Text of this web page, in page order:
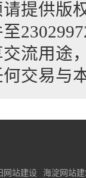
提供版
流用途
交易与
网站建设
海淀网站